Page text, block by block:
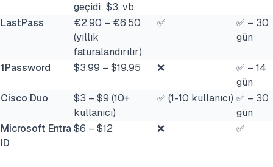
geçidi: $3, vb.
LastPass
€2.90 – €6.50
(yıllık
faturalandırılır)
✅
✅ – 30
gün
1Password $3.99 – $19.95 ❌
✅ – 14
gün
Cisco Duo
$3 – $9 (10+
kullanıcı)
✅ (1-10 kullanıcı) ✅ – 30
gün
Microsoft Entra
ID
$6 – $12 ❌ ✅